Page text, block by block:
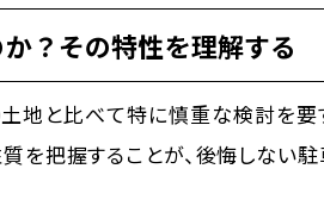
？その特性を理解する
地と比べて特に慎重な検討を要
を把握することが、後悔しない